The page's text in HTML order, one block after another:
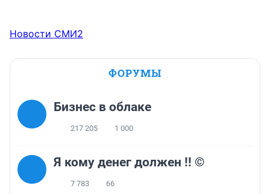
Новости СМИ2
ФОРУМЫ
Бизнес в облаке
217 205 1 000
Я кому денег должен !! ©
7 783 66